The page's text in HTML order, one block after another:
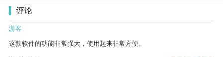
评论
游客
这款软件的功能非常强大，使用起来非常方便。